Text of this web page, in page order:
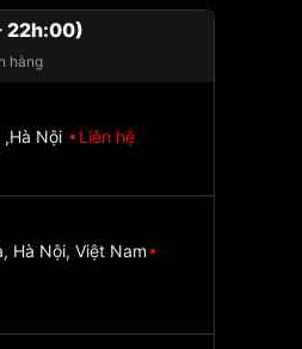
22h:00)
hàng
,Hà Nội
Liên hệ
Hà Nội, Việt Nam